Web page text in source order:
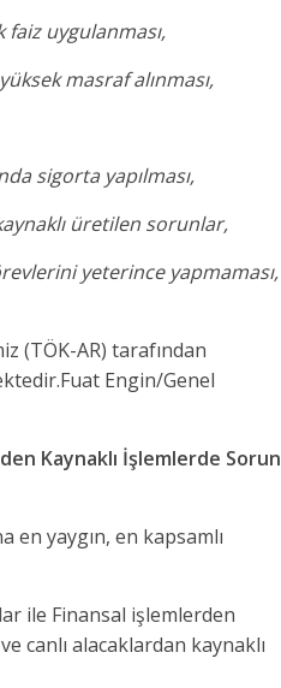
uygulanması,
masraf alınması,
sigorta yapılması,
üretilen sorunlar,
yeterince yapmaması,
(TÖK-AR) tarafından
Engin/Genel
Kaynaklı İşlemlerde Sorun
yaygın, en kapsamlı
ile Finansal işlemlerden
canlı alacaklardan kaynaklı